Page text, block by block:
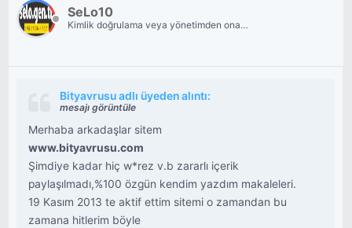
SeLo10
Kimlik doğrulama veya yönetimden onay
Bityavrusu adlı üyeden alıntı:
mesajı görüntüle
Merhaba arkadaşlar sitem
www.bityavrusu.com
Şimdiye kadar hiç w*rez v.b zararlı içerik
paylaşılmadı,%100 özgün kendim yazdım makaleleri.
19 Kasım 2013 te aktif ettim sitemi o zamandan bu
zamana hitlerim böyle